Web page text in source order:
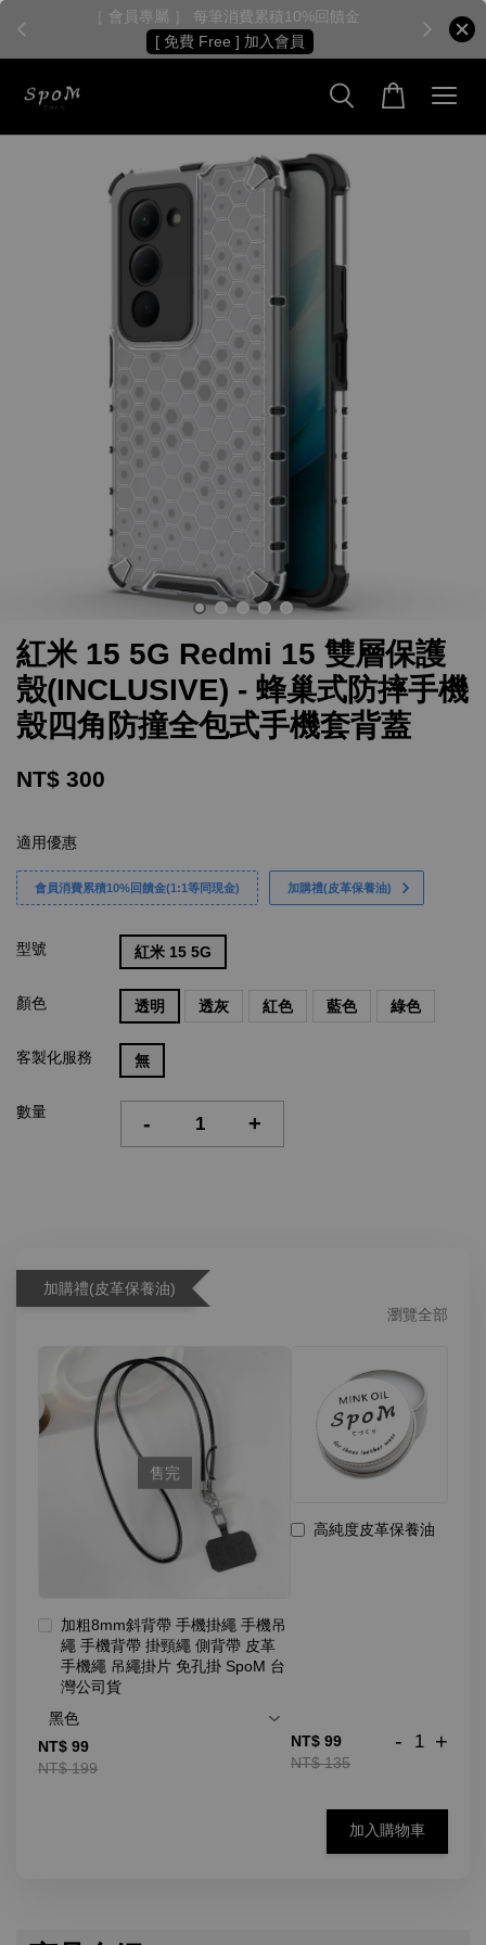
［ 會員專屬 ］ 每筆消費累積10%回饋金
[ 免費 Free ] 加入會員
紅米 15 5G Redmi 15 雙層保護
殼(INCLUSIVE) - 蜂巢式防摔手機
殼四角防撞全包式手機套背蓋
NT$ 300
適用優惠
會員消費累積10%回饋金(1:1等同現金) 加購禮(皮革保養油)
型號 紅米 15 5G
顏色 透明 透灰 紅色 藍色 綠色
客製化服務 無
數量 - +
加購禮(皮革保養油)
瀏覽全部
售完
加粗8mm斜背帶 手機掛繩 手機吊
繩 手機背帶 掛頸繩 側背帶 皮革
手機繩 吊繩掛片 免孔掛 SpoM 台
灣公司貨
NT$ 99
NT$ 199
高純度皮革保養油
NT$ 99
NT$ 135
- +
加入購物車